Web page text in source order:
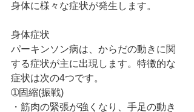
身体に様々な症状が発生します。
身体症状
パーキンソン病は、からだの動きに関
する症状が主に出現します。特徴的な
症状は次の4つです。
➀固縮(振戦)
・筋肉の緊張が強くなり、手足の動き